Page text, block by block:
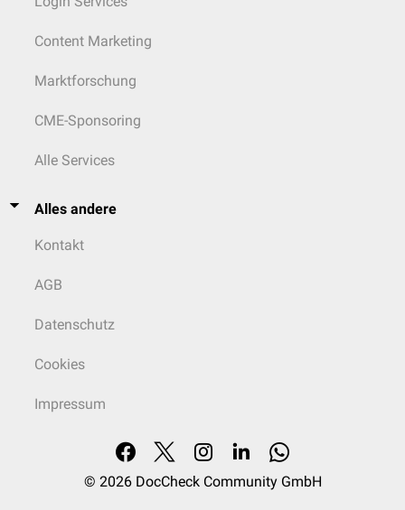
Content Marketing
Marktforschung
CME-Sponsoring
Alle Services
Alles andere
Kontakt
AGB
Datenschutz
Cookies
Impressum
© 2026 DocCheck Community GmbH